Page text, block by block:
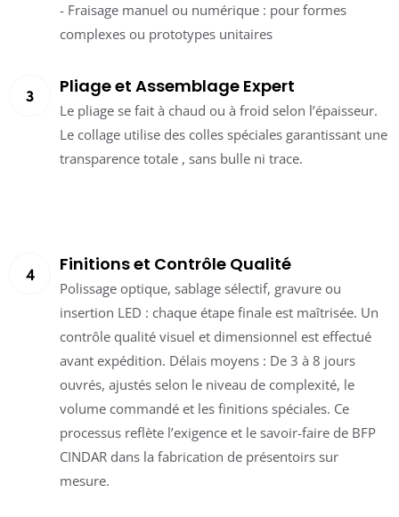
- Fraisage manuel ou numérique : pour formes
complexes ou prototypes unitaires
Pliage et Assemblage Expert
Le pliage se fait à chaud ou à froid selon l’épaisseur.
Le collage utilise des colles spéciales garantissant une
transparence totale , sans bulle ni trace.
Finitions et Contrôle Qualité
Polissage optique, sablage sélectif, gravure ou
insertion LED : chaque étape finale est maîtrisée. Un
contrôle qualité visuel et dimensionnel est effectué
avant expédition. Délais moyens : De 3 à 8 jours
ouvrés, ajustés selon le niveau de complexité, le
volume commandé et les finitions spéciales. Ce
processus reflète l’exigence et le savoir-faire de BFP
CINDAR dans la fabrication de présentoirs sur
mesure.